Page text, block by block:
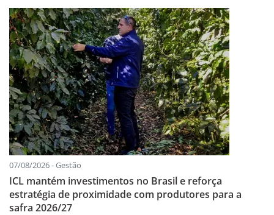
07/08/2026 - Gestão
ICL mantém investimentos no Brasil e reforça
estratégia de proximidade com produtores para a
safra 2026/27